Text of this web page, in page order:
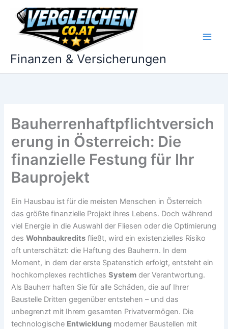
Inhalt
springen
Finanzen & Versicherungen
Bauherrenhaftpflichtversich
erung in Österreich: Die
finanzielle Festung für Ihr
Bauprojekt
Ein Hausbau ist für die meisten Menschen in Österreich
das größte finanzielle Projekt ihres Lebens. Doch während
viel Energie in die Auswahl der Fliesen oder die Optimierung
desWohnbaukredits fließt, wird ein existenzielles Risiko
oft unterschätzt: die Haftung des Bauherrn. In dem
Moment, in dem der erste Spatenstich erfolgt, entsteht ein
hochkomplexes rechtlichesSystem der Verantwortung.
Als Bauherr haften Sie für alle Schäden, die auf Ihrer
Baustelle Dritten gegenüber entstehen – und das
unbegrenzt mit Ihrem gesamten Privatvermögen. Die
technologische Entwicklung moderner Baustellen mit